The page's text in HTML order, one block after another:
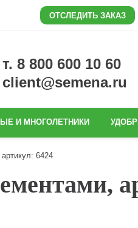
ОТСЛЕДИТЬ ЗАКАЗ
т. 8 800 600 10 60
client@semena.ru
И МНОГОЛЕТНИКИ
6424